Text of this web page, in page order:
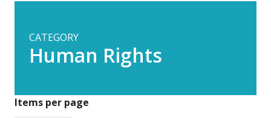
CATEGORY
Human Rights
Items per page